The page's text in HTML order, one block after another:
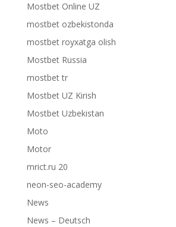
Mostbet Online UZ
mostbet ozbekistonda
mostbet royxatga olish
Mostbet Russia
mostbet tr
Mostbet UZ Kirish
Mostbet Uzbekistan
Moto
Motor
mrict.ru 20
neon-seo-academy
News
News – Deutsch